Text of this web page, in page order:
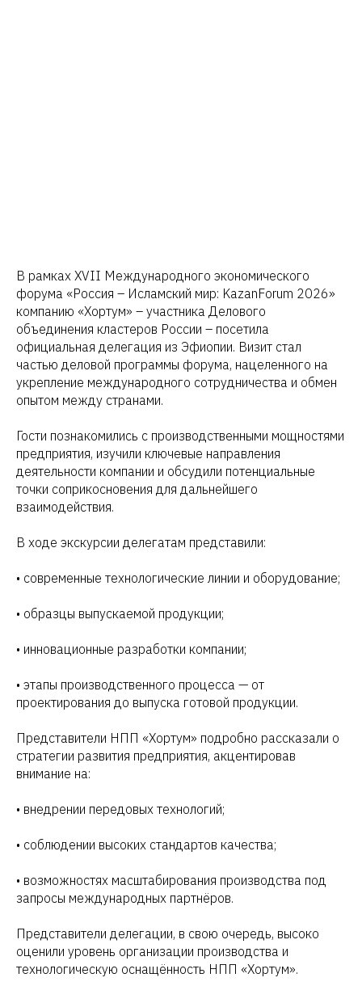
В рамках XVII Международного экономического
форума «Россия – Исламский мир: KazanForum 2026»
компанию «Хортум» – участника Делового
объединения кластеров России – посетила
официальная делегация из Эфиопии. Визит стал
частью деловой программы форума, нацеленного на
укрепление международного сотрудничества и обмен
опытом между странами.
Гости познакомились с производственными мощностями
предприятия, изучили ключевые направления
деятельности компании и обсудили потенциальные
точки соприкосновения для дальнейшего
взаимодействия.
В ходе экскурсии делегатам представили:
• современные технологические линии и оборудование;
• образцы выпускаемой продукции;
• инновационные разработки компании;
• этапы производственного процесса — от
проектирования до выпуска готовой продукции.
Представители НПП «Хортум» подробно рассказали о
стратегии развития предприятия, акцентировав
внимание на:
• внедрении передовых технологий;
• соблюдении высоких стандартов качества;
• возможностях масштабирования производства под
запросы международных партнёров.
Представители делегации, в свою очередь, высоко
оценили уровень организации производства и
технологическую оснащённость НПП «Хортум».